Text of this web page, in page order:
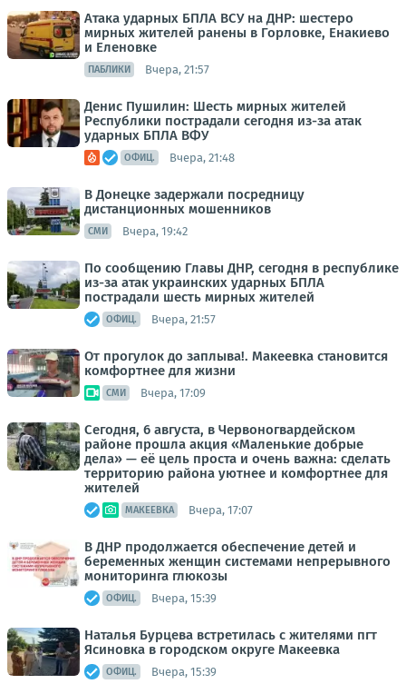
Атака ударных БПЛА ВСУ на ДНР: шестеро
мирных жителей ранены в Горловке, Енакиево
и Еленовке
ПАБЛИКИ Вчера, 21:57
Денис Пушилин: Шесть мирных жителей
Республики пострадали сегодня из-за атак
ударных БПЛА ВФУ
ОФИЦ. Вчера, 21:48
В Донецке задержали посредницу
дистанционных мошенников
СМИ Вчера, 19:42
По сообщению Главы ДНР, сегодня в республике
из-за атак украинских ударных БПЛА
пострадали шесть мирных жителей
ОФИЦ. Вчера, 21:57
От прогулок до заплыва!. Макеевка становится
комфортнее для жизни
СМИ Вчера, 17:09
Сегодня, 6 августа, в Червоногвардейском
районе прошла акция «Маленькие добрые
дела» — её цель проста и очень важна: сделать
территорию района уютнее и комфортнее для
жителей
МАКЕЕВКА Вчера, 17:07
В ДНР продолжается обеспечение детей и
беременных женщин системами непрерывного
мониторинга глюкозы
ОФИЦ. Вчера, 15:39
Наталья Бурцева встретилась с жителями пгт
Ясиновка в городском округе Макеевка
ОФИЦ. Вчера, 15:39